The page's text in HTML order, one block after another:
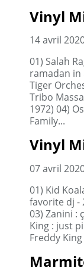
Vinyl
14 avril
01) Salah
ramadan in
Tiger
Tribo
1972) 04)
Family...
Vinyl
07 avril
01) Kid
favorite dj -
03) Zanini :
King : just
Freddy